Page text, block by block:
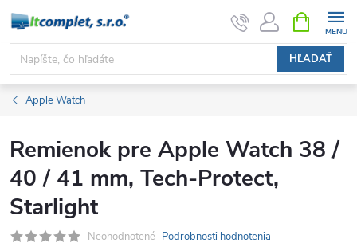
Prejsť
obsah
HĽADAŤ
KOŠÍK
Apple Watch
Remienok pre Apple Watch 38 /
40 / 41 mm, Tech-Protect,
Starlight
Neohodnotené Podrobnosti hodnotenia